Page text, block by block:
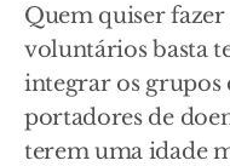
Quem quiser fazer
voluntários basta
integrar os grupos
portadores de
terem uma idade